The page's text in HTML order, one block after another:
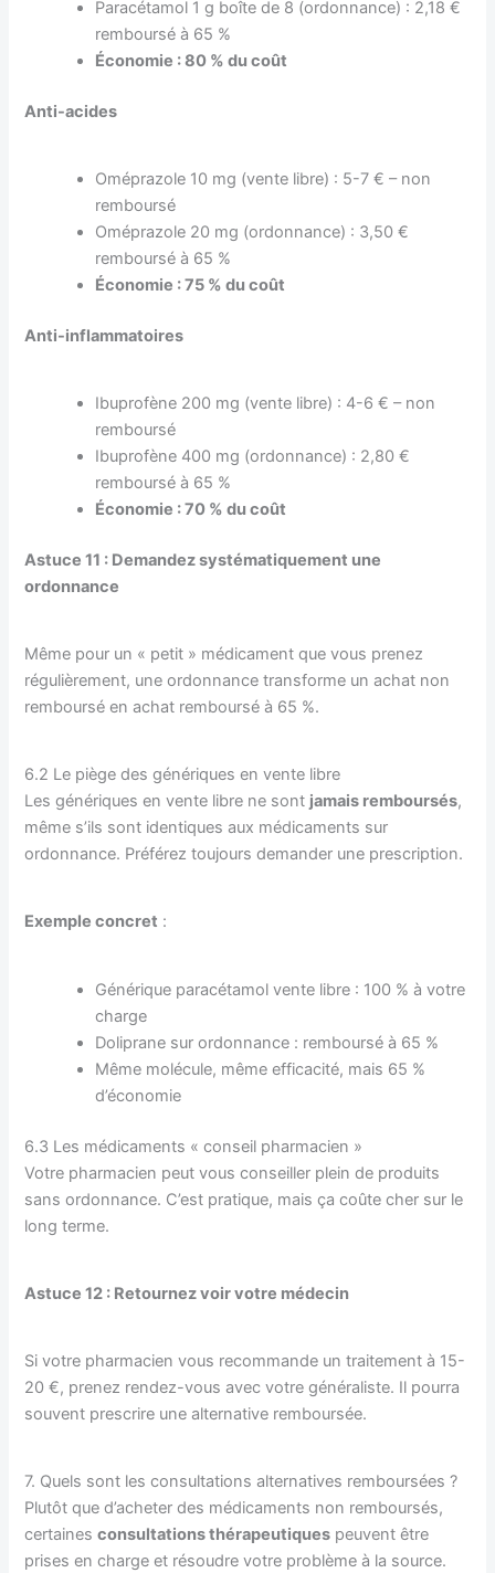
Paracétamol 1 g boîte de 8 (ordonnance) : 2,18 €
remboursé à 65 %
Économie : 80 % du coût
Anti-acides
Oméprazole 10 mg (vente libre) : 5-7 € – non
remboursé
Oméprazole 20 mg (ordonnance) : 3,50 €
remboursé à 65 %
Économie : 75 % du coût
Anti-inflammatoires
Ibuprofène 200 mg (vente libre) : 4-6 € – non
remboursé
Ibuprofène 400 mg (ordonnance) : 2,80 €
remboursé à 65 %
Économie : 70 % du coût
Astuce 11 : Demandez systématiquement une
ordonnance
Même pour un « petit » médicament que vous prenez
régulièrement, une ordonnance transforme un achat non
remboursé en achat remboursé à 65 %.
6.2 Le piège des génériques en vente libre
Les génériques en vente libre ne sont jamais remboursés,
même s’ils sont identiques aux médicaments sur
ordonnance. Préférez toujours demander une prescription.
Exemple concret :
Générique paracétamol vente libre : 100 % à votre
charge
Doliprane sur ordonnance : remboursé à 65 %
Même molécule, même efficacité, mais 65 %
d’économie
6.3 Les médicaments « conseil pharmacien »
Votre pharmacien peut vous conseiller plein de produits
sans ordonnance. C’est pratique, mais ça coûte cher sur le
long terme.
Astuce 12 : Retournez voir votre médecin
Si votre pharmacien vous recommande un traitement à 15-
20 €, prenez rendez-vous avec votre généraliste. Il pourra
souvent prescrire une alternative remboursée.
7. Quels sont les consultations alternatives remboursées ?
Plutôt que d’acheter des médicaments non remboursés,
certainesconsultations thérapeutiques peuvent être
prises en charge et résoudre votre problème à la source.